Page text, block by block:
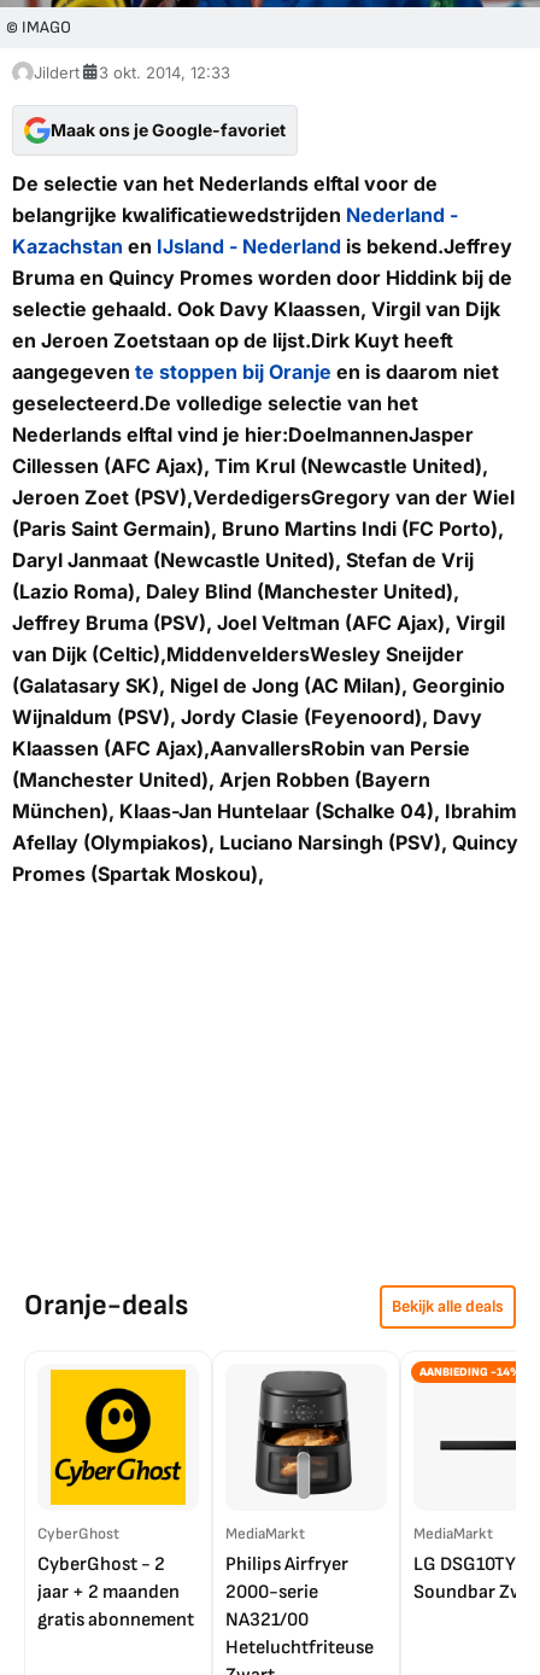
© IMAGO
Jildert 3 okt. 2014, 12:33
Maak ons je Google-favoriet
De selectie van het Nederlands elftal voor de
belangrijke kwalificatiewedstrijden Nederland -
Kazachstan en IJsland - Nederland is bekend.Jeffrey
Bruma en Quincy Promes worden door Hiddink bij de
selectie gehaald. Ook Davy Klaassen, Virgil van Dijk
en Jeroen Zoetstaan op de lijst.Dirk Kuyt heeft
aangegeven te stoppen bij Oranje en is daarom niet
geselecteerd.De volledige selectie van het
Nederlands elftal vind je hier:DoelmannenJasper
Cillessen (AFC Ajax), Tim Krul (Newcastle United),
Jeroen Zoet (PSV),VerdedigersGregory van der Wiel
(Paris Saint Germain), Bruno Martins Indi (FC Porto),
Daryl Janmaat (Newcastle United), Stefan de Vrij
(Lazio Roma), Daley Blind (Manchester United),
Jeffrey Bruma (PSV), Joel Veltman (AFC Ajax), Virgil
van Dijk (Celtic),MiddenveldersWesley Sneijder
(Galatasary SK), Nigel de Jong (AC Milan), Georginio
Wijnaldum (PSV), Jordy Clasie (Feyenoord), Davy
Klaassen (AFC Ajax),AanvallersRobin van Persie
(Manchester United), Arjen Robben (Bayern
München), Klaas-Jan Huntelaar (Schalke 04), Ibrahim
Afellay (Olympiakos), Luciano Narsingh (PSV), Quincy
Promes (Spartak Moskou),
Oranje-deals Bekijk alle deals
CyberGhost
CyberGhost - 2
jaar + 2 maanden
gratis abonnement
MediaMarkt
Philips Airfryer
2000-serie
NA321/00
Heteluchtfriteuse
AANBIEDING -14%
MediaMarkt
LG DSG10TY
Soundbar